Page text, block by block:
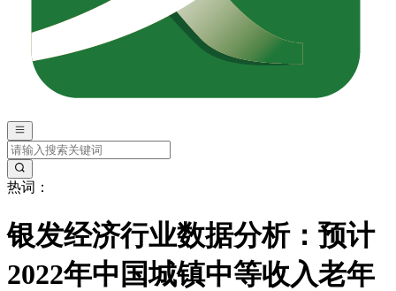
热词：
银发经济行业数据分析：预计
2022年中国城镇中等收入老年